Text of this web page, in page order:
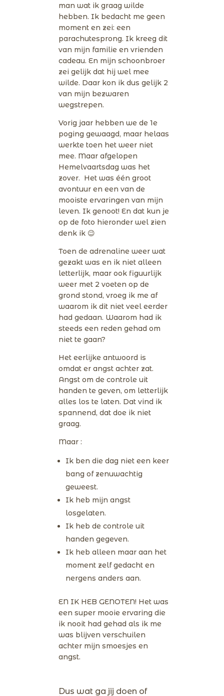
man wat ik graag wilde
hebben. Ik bedacht me geen
moment en zei: een
parachutesprong. Ik kreeg dit
van mijn familie en vrienden
cadeau. En mijn schoonbroer
zei gelijk dat hij wel mee
wilde. Daar kon ik dus gelijk 2
van mijn bezwaren
wegstrepen.
Vorig jaar hebben we de 1e
poging gewaagd, maar helaas
werkte toen het weer niet
mee. Maar afgelopen
Hemelvaartsdag was het
zover. Het was één groot
avontuur en een van de
mooiste ervaringen van mijn
leven. Ik genoot! En dat kun je
op de foto hieronder wel zien
denk ik 😉
Toen de adrenaline weer wat
gezakt was en ik niet alleen
letterlijk, maar ook figuurlijk
weer met 2 voeten op de
grond stond, vroeg ik me af
waarom ik dit niet veel eerder
had gedaan. Waarom had ik
steeds een reden gehad om
niet te gaan?
Het eerlijke antwoord is
omdat er angst achter zat.
Angst om de controle uit
handen te geven, om letterlijk
alles los te laten. Dat vind ik
spannend, dat doe ik niet
graag.
Maar :
Ik ben die dag niet een keer
bang of zenuwachtig
geweest.
Ik heb mijn angst
losgelaten.
Ik heb de controle uit
handen gegeven.
Ik heb alleen maar aan het
moment zelf gedacht en
nergens anders aan.
EN IK HEB GENOTEN! Het was
een super mooie ervaring die
ik nooit had gehad als ik me
was blijven verschuilen
achter mijn smoesjes en
angst.
Dus wat ga jij doen of